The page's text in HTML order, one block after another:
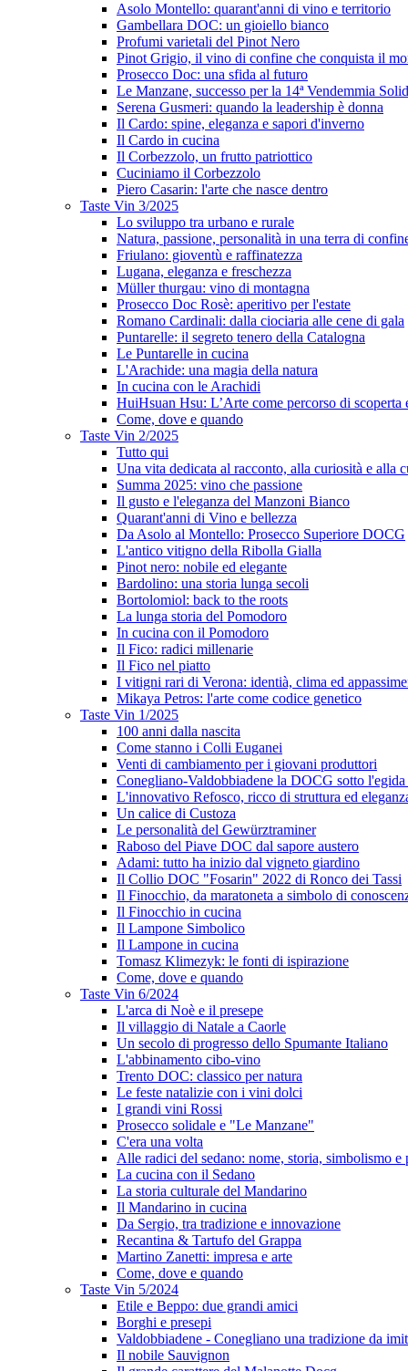
Asolo Montello: quarant'anni di vino e territorio
Gambellara DOC: un gioiello bianco
Profumi varietali del Pinot Nero
Pinot Grigio, il vino di confine che conquista il
Prosecco Doc: una sfida al futuro
Le Manzane, successo per la 14ª Vendemmia
Serena Gusmeri: quando la leadership è donna
Il Cardo: spine, eleganza e sapori d'inverno
Il Cardo in cucina
Il Corbezzolo, un frutto patriottico
Cuciniamo il Corbezzolo
Piero Casarin: l'arte che nasce dentro
Taste Vin 3/2025
Lo sviluppo tra urbano e rurale
Natura, passione, personalità in una terra di
Friulano: gioventù e raffinatezza
Lugana, eleganza e freschezza
Müller thurgau: vino di montagna
Prosecco Doc Rosè: aperitivo per l'estate
Romano Cardinali: dalla ciociaria alle cene di gala
Puntarelle: il segreto tenero della Catalogna
Le Puntarelle in cucina
L'Arachide: una magia della natura
In cucina con le Arachidi
HuiHsuan Hsu: L’Arte come percorso di scoperta
Come, dove e quando
Taste Vin 2/2025
Tutto qui
Una vita dedicata al racconto, alla curiosità e alla
Summa 2025: vino che passione
Il gusto e l'eleganza del Manzoni Bianco
Quarant'anni di Vino e bellezza
Da Asolo al Montello: Prosecco Superiore DOCG
L'antico vitigno della Ribolla Gialla
Pinot nero: nobile ed elegante
Bardolino: una storia lunga secoli
Bortolomiol: back to the roots
La lunga storia del Pomodoro
In cucina con il Pomodoro
Il Fico: radici millenarie
Il Fico nel piatto
I vitigni rari di Verona: identià, clima ed
Mikaya Petros: l'arte come codice genetico
Taste Vin 1/2025
100 anni dalla nascita
Come stanno i Colli Euganei
Venti di cambiamento per i giovani produttori
Conegliano-Valdobbiadene la DOCG sotto
L'innovativo Refosco, ricco di struttura ed
Un calice di Custoza
Le personalità del Gewürztraminer
Raboso del Piave DOC dal sapore austero
Adami: tutto ha inizio dal vigneto giardino
Il Collio DOC "Fosarin" 2022 di Ronco dei Tassi
Il Finocchio, da maratoneta a simbolo di
Il Finocchio in cucina
Il Lampone Simbolico
Il Lampone in cucina
Tomasz Klimezyk: le fonti di ispirazione
Come, dove e quando
Taste Vin 6/2024
L'arca di Noè e il presepe
Il villaggio di Natale a Caorle
Un secolo di progresso dello Spumante Italiano
L'abbinamento cibo-vino
Trento DOC: classico per natura
Le feste natalizie con i vini dolci
I grandi vini Rossi
Prosecco solidale e "Le Manzane"
C'era una volta
Alle radici del sedano: nome, storia, simbolismo e
La cucina con il Sedano
La storia culturale del Mandarino
Il Mandarino in cucina
Da Sergio, tra tradizione e innovazione
Recantina & Tartufo del Grappa
Martino Zanetti: impresa e arte
Come, dove e quando
Taste Vin 5/2024
Etile e Beppo: due grandi amici
Borghi e presepi
Valdobbiadene - Conegliano una tradizione da
Il nobile Sauvignon